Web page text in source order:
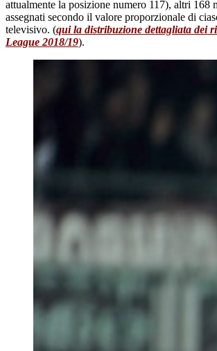
attualmente la posizione numero 117), altri
assegnati secondo il valore proporzionale di
televisivo. (qui la distribuzione dettagliata dei
League 2018/19).